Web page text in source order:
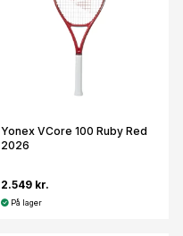
Yonex VCore 100 Ruby Red
2026
2.549 kr.
På lager